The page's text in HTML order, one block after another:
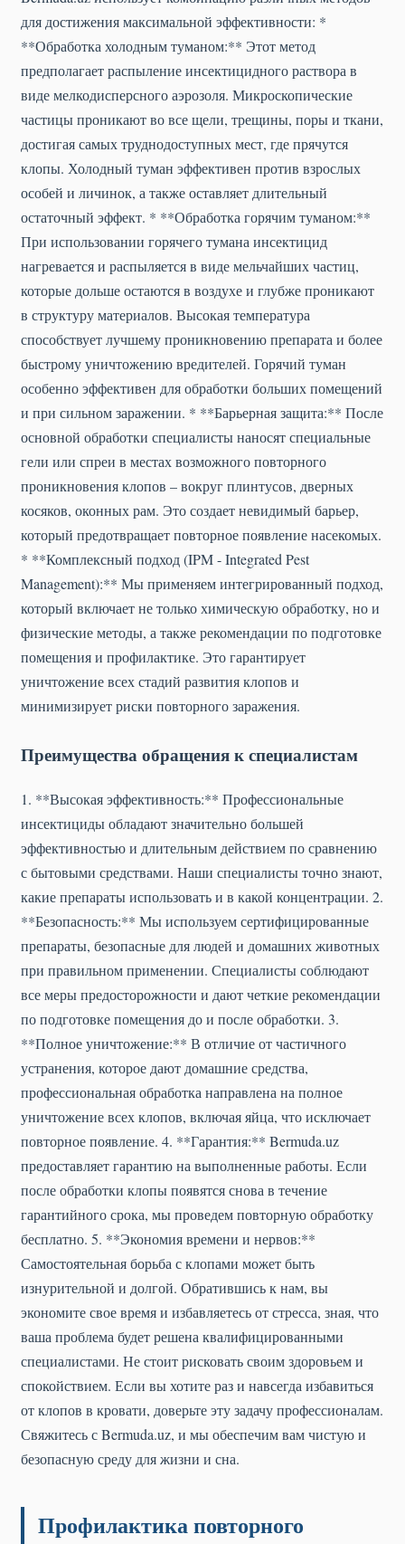
для достижения максимальной эффективности: *
**Обработка холодным туманом:** Этот метод
предполагает распыление инсектицидного раствора в
виде мелкодисперсного аэрозоля. Микроскопические
частицы проникают во все щели, трещины, поры и ткани,
достигая самых труднодоступных мест, где прячутся
клопы. Холодный туман эффективен против взрослых
особей и личинок, а также оставляет длительный
остаточный эффект. * **Обработка горячим туманом:**
При использовании горячего тумана инсектицид
нагревается и распыляется в виде мельчайших частиц,
которые дольше остаются в воздухе и глубже проникают
в структуру материалов. Высокая температура
способствует лучшему проникновению препарата и более
быстрому уничтожению вредителей. Горячий туман
особенно эффективен для обработки больших помещений
и при сильном заражении. * **Барьерная защита:** После
основной обработки специалисты наносят специальные
гели или спреи в местах возможного повторного
проникновения клопов – вокруг плинтусов, дверных
косяков, оконных рам. Это создает невидимый барьер,
который предотвращает повторное появление насекомых.
* **Комплексный подход (IPM - Integrated Pest
Management):** Мы применяем интегрированный подход,
который включает не только химическую обработку, но и
физические методы, а также рекомендации по подготовке
помещения и профилактике. Это гарантирует
уничтожение всех стадий развития клопов и
минимизирует риски повторного заражения.
Преимущества обращения к специалистам
1. **Высокая эффективность:** Профессиональные
инсектициды обладают значительно большей
эффективностью и длительным действием по сравнению
с бытовыми средствами. Наши специалисты точно знают,
какие препараты использовать и в какой концентрации. 2.
**Безопасность:** Мы используем сертифицированные
препараты, безопасные для людей и домашних животных
при правильном применении. Специалисты соблюдают
все меры предосторожности и дают четкие рекомендации
по подготовке помещения до и после обработки. 3.
**Полное уничтожение:** В отличие от частичного
устранения, которое дают домашние средства,
профессиональная обработка направлена на полное
уничтожение всех клопов, включая яйца, что исключает
повторное появление. 4. **Гарантия:** Bermuda.uz
предоставляет гарантию на выполненные работы. Если
после обработки клопы появятся снова в течение
гарантийного срока, мы проведем повторную обработку
бесплатно. 5. **Экономия времени и нервов:**
Самостоятельная борьба с клопами может быть
изнурительной и долгой. Обратившись к нам, вы
экономите свое время и избавляетесь от стресса, зная, что
ваша проблема будет решена квалифицированными
специалистами. Не стоит рисковать своим здоровьем и
спокойствием. Если вы хотите раз и навсегда избавиться
от клопов в кровати, доверьте эту задачу профессионалам.
Свяжитесь с Bermuda.uz, и мы обеспечим вам чистую и
безопасную среду для жизни и сна.
Профилактика повторного